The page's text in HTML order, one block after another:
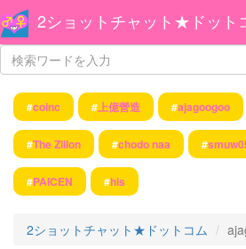
2ショットチャット★ドット
#coinc #上億營造 #ajagoogoo
#The Zillon #chodo naa #
#PAICEN #his
2ショットチャット★ドットコム